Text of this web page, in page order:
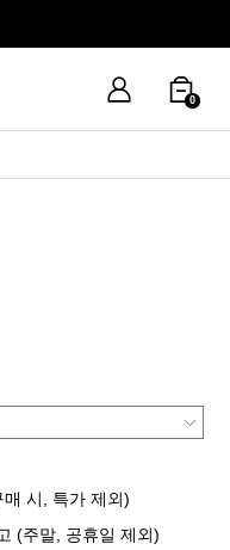
0
시, 특가 제외)
(주말, 공휴일 제외)